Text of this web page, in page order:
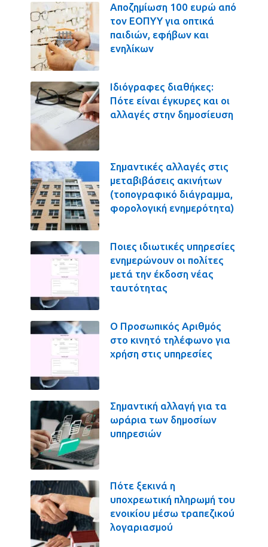
Αποζημίωση 100 ευρώ από
τον ΕΟΠΥΥ για οπτικά
παιδιών, εφήβων και
ενηλίκων
Ιδιόγραφες διαθήκες:
Πότε είναι έγκυρες και οι
αλλαγές στην δημοσίευση
Σημαντικές αλλαγές στις
μεταβιβάσεις ακινήτων
(τοπογραφικό διάγραμμα,
φορολογική ενημερότητα)
Ποιες ιδιωτικές υπηρεσίες
ενημερώνουν οι πολίτες
μετά την έκδοση νέας
ταυτότητας
Ο Προσωπικός Αριθμός
στο κινητό τηλέφωνο για
χρήση στις υπηρεσίες
Σημαντική αλλαγή για τα
ωράρια των δημοσίων
υπηρεσιών
Πότε ξεκινά η
υποχρεωτική πληρωμή του
ενοικίου μέσω τραπεζικού
λογαριασμού